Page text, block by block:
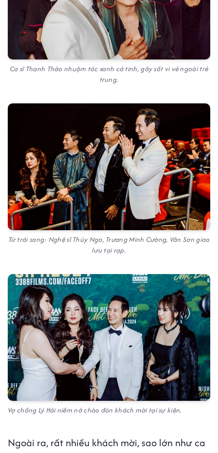
Ca sĩ Thanh Thảo nhuộm tóc xanh cá tính, gây sốt vì vẻ ngoài trẻ
trung.
Từ trái sang: Nghệ sĩ Thúy Nga, Trương Minh Cường, Vân Sơn giao
lưu tại rạp.
Vợ chồng Lý Hải niềm nở chào đón khách mời tại sự kiện.
Ngoài ra, rất nhiều khách mời, sao lớn như ca